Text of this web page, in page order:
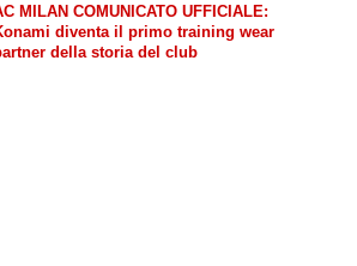
MILAN COMUNICATO UFFICIALE:
diventa il primo training wear
della storia del club